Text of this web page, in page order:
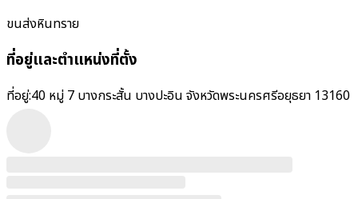
ขนส่งหินทราย
ที่อยู่และตำแหน่งที่ตั้ง
ที่อยู่:40 หมู่ 7 บางกระสั้น บางปะอิน จังหวัดพระนครศรีอยุธยา 13160